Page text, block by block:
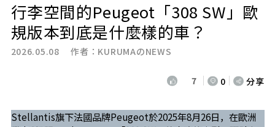
行李空間的Peugeot「308 SW」歐
規版本到底是什麼樣的車？
2026.05.08 作者： KURUMAのNEWS
7 0 分享
Stellantis旗下法國品牌Peugeot於2025年8月26日，在歐洲